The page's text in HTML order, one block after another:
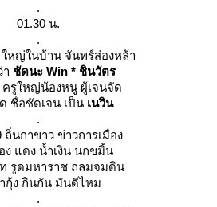
.
01.30 น.
.
หญ่ในบ้าน จันทร์ส่องหล้า
า ชัดนะ Win * ชินวัตร
ครูใหญ่น้องหนู ผู้เจนจัด
ชื่อชัดเจน เป็น เนวิน
.
ถิ่นกาขาว ข่าวการเมือง
ง แดง น้ำเงิน นกขมิ้น
ท รูดมหาราช ถลมจมดิน
กุ้ง กินกัน มันดีไหม
.